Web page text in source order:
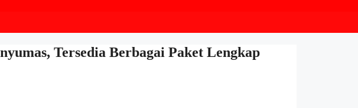
Tersedia Berbagai Paket Lengkap